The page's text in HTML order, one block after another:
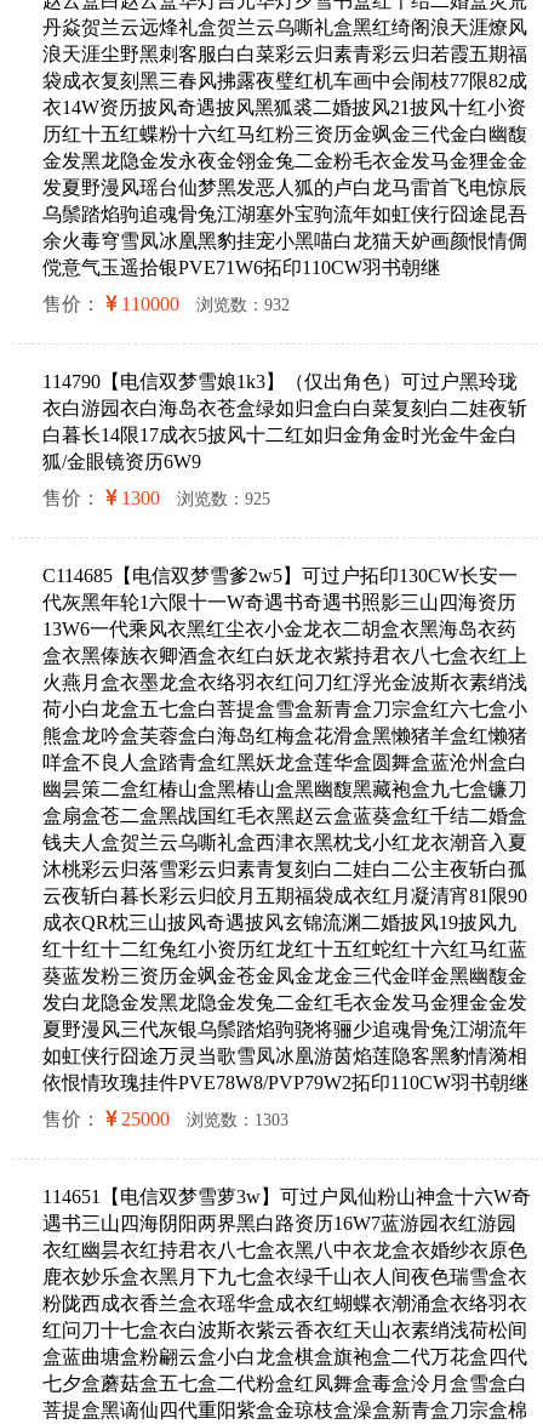
丹焱贺兰云远烽礼盒贺兰云乌嘶礼盒黑红绮阁浪天涯燎风
浪天涯尘野黑刺客服白白菜彩云归素青彩云归若霞五期福
袋成衣复刻黑三春风拂露夜璧红机车画中会闹枝77限82成
衣14W资历披风奇遇披风黑狐裘二婚披风21披风十红小资
历红十五红蝶粉十六红马红粉三资历金飒金三代金白幽馥
金发黑龙隐金发永夜金翎金兔二金粉毛衣金发马金狸金金
发夏野漫风瑶台仙梦黑发恶人狐的卢白龙马雷首飞电惊辰
乌鬃踏焰驹追魂骨兔江湖塞外宝驹流年如虹侠行囧途昆吾
余火毒穹雪凤冰凰黑豹挂宠小黑喵白龙猫天妒画颜恨情倜
傥意气玉遥拾银PVE71W6拓印110CW羽书朝继
售价：
110000 浏览数：932
114790【电信双梦雪娘1k3】（仅出角色）可过户黑玲珑
衣白游园衣白海岛衣苍盒绿如归盒白白菜复刻白二娃夜斩
白暮长14限17成衣5披风十二红如归金角金时光金牛金白
狐/金眼镜资历6W9
售价：
1300 浏览数：925
C114685【电信双梦雪爹2w5】可过户拓印130CW长安一
代灰黑年轮1六限十一W奇遇书奇遇书照影三山四海资历
13W6一代乘风衣黑红尘衣小金龙衣二胡盒衣黑海岛衣药
盒衣黑傣族衣卿酒盒衣红白妖龙衣紫持君衣八七盒衣红上
火燕月盒衣墨龙盒衣络羽衣红问刀红浮光金波斯衣素绡浅
荷小白龙盒五七盒白菩提盒雪盒新青盒刀宗盒红六七盒小
熊盒龙吟盒芙蓉盒白海岛红梅盒花滑盒黑懒猪羊盒红懒猪
咩盒不良人盒踏青盒红黑妖龙盒莲华盒圆舞盒蓝沧州盒白
幽昙策二盒红椿山盒黑椿山盒黑幽馥黑藏袍盒九七盒镰刀
盒扇盒苍二盒黑战国红毛衣黑赵云盒蓝葵盒红千结二婚盒
钱夫人盒贺兰云乌嘶礼盒西津衣黑枕戈小红龙衣潮音入夏
沐桃彩云归落雪彩云归素青复刻白二娃白二公主夜斩白孤
云夜斩白暮长彩云归皎月五期福袋成衣红月凝清宵81限90
成衣QR枕三山披风奇遇披风玄锦流渊二婚披风19披风九
红十红十二红兔红小资历红龙红十五红蛇红十六红马红蓝
葵蓝发粉三资历金飒金苍金凤金龙金三代金咩金黑幽馥金
发白龙隐金发黑龙隐金发兔二金红毛衣金发马金狸金金发
夏野漫风三代灰银乌鬃踏焰驹骁将骊少追魂骨兔江湖流年
如虹侠行囧途万灵当歌雪凤冰凰游茵焰莲隐客黑豹情漪相
依恨情玫瑰挂件PVE78W8/PVP79W2拓印110CW羽书朝继
售价：
25000 浏览数：1303
114651【电信双梦雪萝3w】可过户凤仙粉山神盒十六W奇
遇书三山四海阴阳两界黑白路资历16W7蓝游园衣红游园
衣红幽昙衣红持君衣八七盒衣黑八中衣龙盒衣婚纱衣原色
鹿衣妙乐盒衣黑月下九七盒衣绿千山衣人间夜色瑞雪盒衣
粉陇西成衣香兰盒衣瑶华盒成衣红蝴蝶衣潮涌盒衣络羽衣
红问刀十七盒衣白波斯衣紫云香衣红天山衣素绡浅荷松间
盒蓝曲塘盒粉翩云盒小白龙盒棋盒旗袍盒二代万花盒四代
七夕盒蘑菇盒五七盒二代粉盒红凤舞盒毒盒泠月盒雪盒白
菩提盒黑谪仙四代重阳紫盒金琼枝盒澡盒新青盒刀宗盒棉